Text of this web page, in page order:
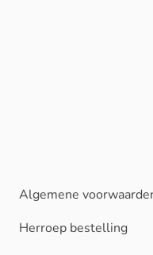
Algemene
Herroep bestelling